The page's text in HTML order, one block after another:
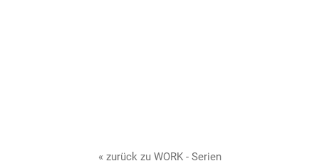
« zurück zu WORK - Serien